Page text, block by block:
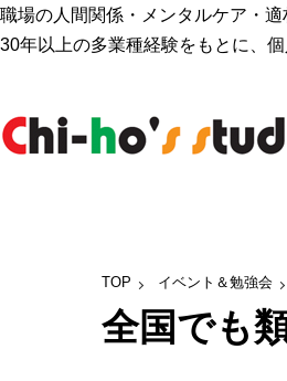
職場の人間関係・メンタルケア・
30年以上の多業種経験をもとに、
TOP イベント＆勉強会
全国でも